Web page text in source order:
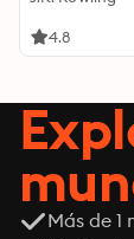
4.8
Más de